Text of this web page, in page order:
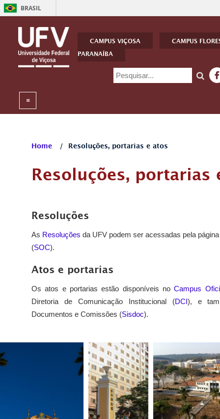
BRASIL
CAMPUS VIÇOSA
CAMPUS
PARANAÍBA
Home / Resoluções, portarias e atos
Resoluções, portarias
Resoluções
As Resoluções da UFV podem ser acessadas pela
(SOC).
Atos e portarias
Os atos e portarias estão disponíveis noCampus
Diretoria de Comunicação Institucional (DCI), e
Documentos e Comissões (Sisdoc).